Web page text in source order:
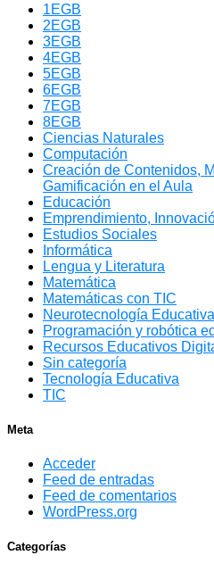
1EGB
2EGB
3EGB
4EGB
5EGB
6EGB
7EGB
8EGB
Ciencias Naturales
Computación
Creación de Contenidos,
Gamificación en el Aula
Educación
Emprendimiento,
Estudios Sociales
Informática
Lengua y Literatura
Matemática
Matemáticas con TIC
Neurotecnología Educativa
Programación y robótica
Recursos Educativos
Sin categoría
Tecnología Educativa
TIC
Meta
Acceder
Feed de entradas
Feed de comentarios
WordPress.org
Categorías